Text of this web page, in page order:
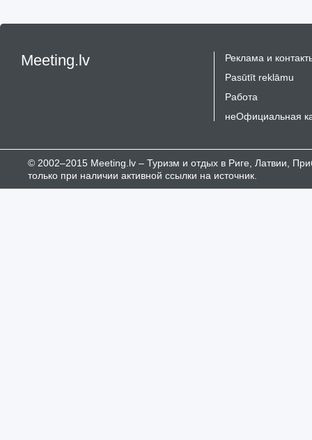
Meeting.lv
Реклама и
Pasūtīt reklāmu
Работа
неОфициальная
© 2002–2015 Meeting.lv – Туризм и отдых в Риге, Латвии,
только при наличии активной ссылки на источник.